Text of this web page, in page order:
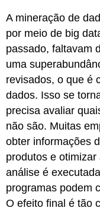
A mineração de
por meio de big
passado, faltavam
uma
revisados, o que é
dados. Isso se
precisa avaliar
não são. Muitas
obter informações
produtos e
análise é
programas podem
O efeito final é tão